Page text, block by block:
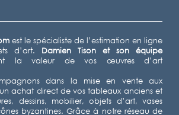
est le spécialiste de l’estimation en ligne
d’art. Damien Tison
et son équipe
la valeur de vos œuvres d’art
dans la mise en vente aux
achat direct de vos tableaux anciens et
dessins, mobilier, objets d’art, vases
byzantines. Grâce à notre réseau de